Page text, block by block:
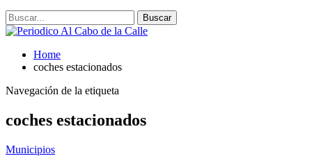
Home
coches estacionados
Navegación de la etiqueta
coches estacionados
Municipios